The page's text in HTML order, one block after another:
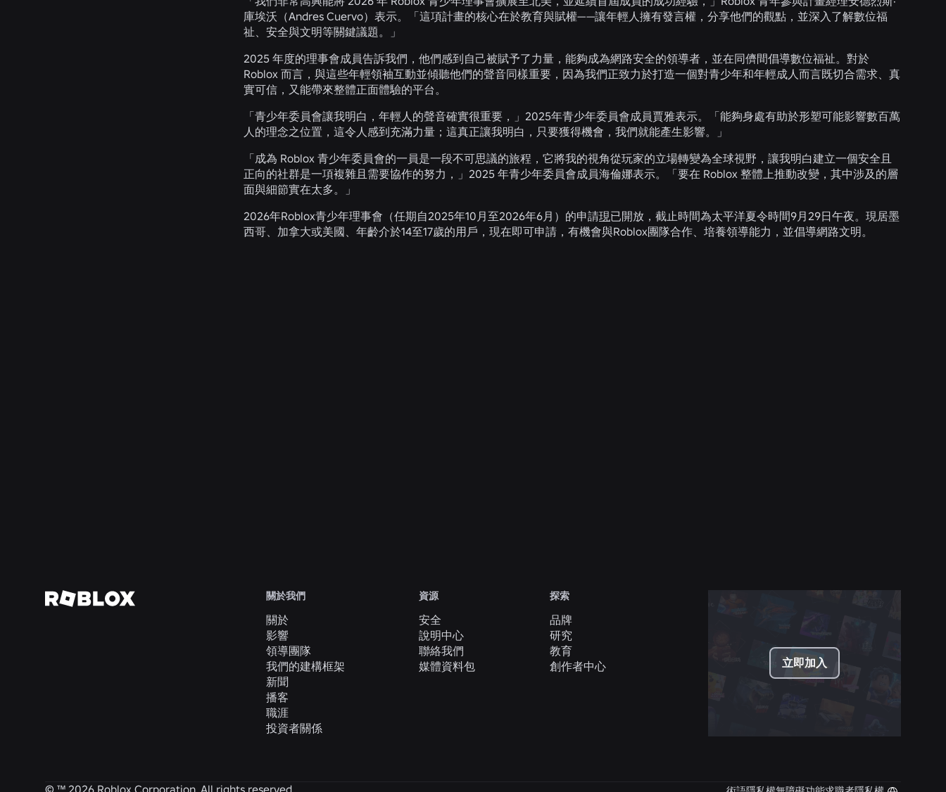
庫埃沃（Andres Cuervo）表示。「這項計畫的核心在於教育與賦權——讓年輕人擁有發言權，分享他們的觀點，並深入了解數位福
祉、安全與文明等關鍵議題。」
2025 年度的理事會成員告訴我們，他們感到自己被賦予了力量，能夠成為網路安全的領導者，並在同儕間倡導數位福祉。對於
Roblox 而言，與這些年輕領袖互動並傾聽他們的聲音同樣重要，因為我們正致力於打造一個對青少年和年輕成人而言既切合需求、真
實可信，又能帶來整體正面體驗的平台。
「青少年委員會讓我明白，年輕人的聲音確實很重要，」2025年青少年委員會成員賈雅表示。「能夠身處有助於形塑可能影響數百萬
人的理念之位置，這令人感到充滿力量；這真正讓我明白，只要獲得機會，我們就能產生影響。」
「成為 Roblox 青少年委員會的一員是一段不可思議的旅程，它將我的視角從玩家的立場轉變為全球視野，讓我明白建立一個安全且
正向的社群是一項複雜且需要協作的努力，」2025 年青少年委員會成員海倫娜表示。「要在 Roblox 整體上推動改變，其中涉及的層
面與細節實在太多。」
2026年Roblox青少年理事會（任期自2025年10月至2026年6月）的申請現已開放，截止時間為太平洋夏令時間9月29日午夜。現居墨
西哥、加拿大或美國、年齡介於14至17歲的用戶，現在即可申請，有機會與Roblox團隊合作、培養領導能力，並倡導網路文明。
關於我們
關於
影響
領導團隊
我們的建構框架
新聞
播客
職涯
投資者關係
資源
安全
說明中心
聯絡我們
媒體資料包
探索
品牌
研究
教育
創作者中心
立即加入
© ™ 2026 Roblox Corporation. All rights reserved.